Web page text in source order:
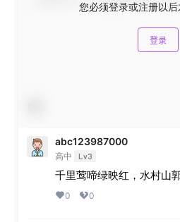
您必须登录或注册以
登录
abc123987000
高中 Lv3
千里莺啼绿映红，水村山
0 0